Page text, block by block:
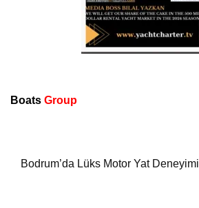
Boats Group
Bodrum’da Lüks Motor Yat Deneyimi